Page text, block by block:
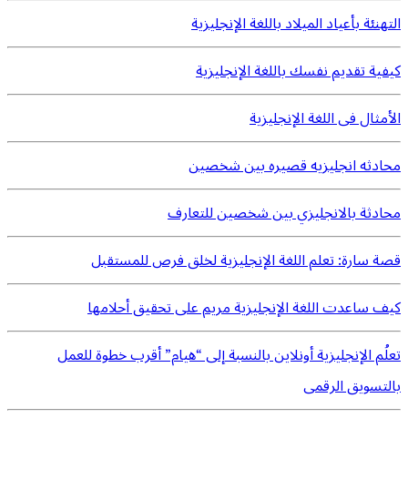
التهنئة بأعياد الميلاد باللغة الإنجليزية
كيفية تقديم نفسك باللغة الإنجليزية
الأمثال فى اللغة الإنجليزية
محادثه انجليزيه قصيره بين شخصين
محادثة بالانجليزي بين شخصين للتعارف
قصة سارة: تعلم اللغة الإنجليزية لخلق فرص للمستقبل
كيف ساعدت اللغة الإنجليزية مريم على تحقيق أحلامها
تعلُم الإنجليزية أونلاين بالنسبة إلى “هيام” أقرب خطوة للعمل
بالتسويق الرقمى